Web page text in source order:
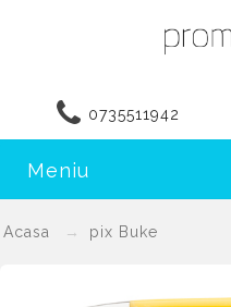
0735511942
Meniu
Acasa pix Buke